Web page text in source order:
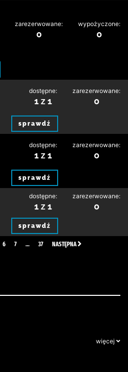
zarezerwowane:
0
wypożyczone:
0
dostępne:
1 z 1
zarezerwowane:
0
sprawdź
dostępne:
1 z 1
zarezerwowane:
0
sprawdź
dostępne:
1 z 1
zarezerwowane:
0
sprawdź
6 7 … 37 NASTĘPNA
więcej